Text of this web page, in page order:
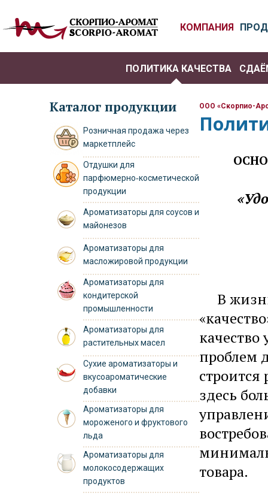
КОМПАНИЯ
ПОЛИТИКА КАЧЕСТВА
Каталог продукции
Розничная продажа через
маркетплейс
Отдушки для
парфюмерно‑косметической
продукции
Ароматизаторы для соусов и
майонезов
Ароматизаторы для
масложировой продукции
Ароматизаторы для
кондитерской
промышленности
Ароматизаторы для
растительных масел
Сухие ароматизаторы и
вкусоароматические
добавки
Ароматизаторы для
мороженого и фруктового
льда
Ароматизаторы для
молокосодержащих
продуктов
ООО «Скорпио-
В
качество
проблем
здесь
товара.